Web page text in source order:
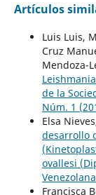
Artículos
Luis Luis,
Cruz
Mendoza-
de la
Núm. 1
Elsa
desarrollo
ovallesi
Francisca